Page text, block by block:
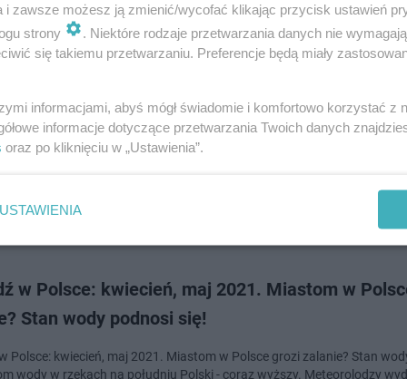
ostrzeżenie
kolejne ZAŁAMANIE POGODY! Dopiero co zaczęliśmy cieszyć się
pogoda szykuje dla nas kolejną niespodziankę. Arktyczne powietrze
w Polsce: kwiecień, maj 2021. Miastom w
Stan wody podnosi się!
Polsce: kwiecień, maj 2021. Miastom w Polsce grozi zalanie? Stan
wody w rzekach na południu Polski - coraz wyższy. Meteorolodzy
i zawsze możesz ją zmienić/wycofać klikając przycisk ustawień
strony
. Niektóre rodzaje przetwarzania danych nie
się takiemu przetwarzaniu. Preferencje będą miały
informacjami, abyś mógł świadomie i komfortowo korzystać z
informacje dotyczące przetwarzania Twoich danych
oraz po kliknięciu w „Ustawienia”.
USTAWIENIA